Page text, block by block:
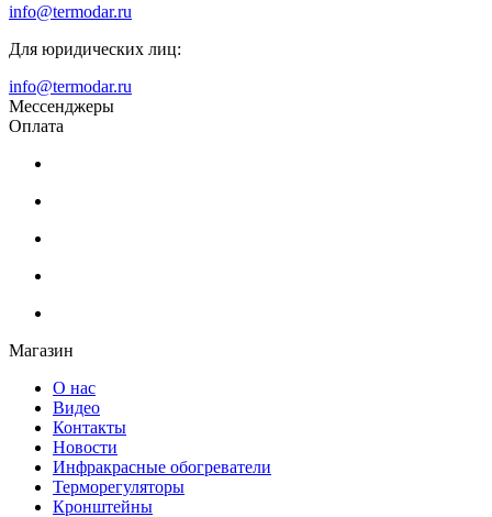
info@termodar.ru
Для юридических лиц:
info@termodar.ru
Мессенджеры
Оплата
Магазин
О нас
Видео
Контакты
Новости
Инфракрасные обогреватели
Терморегуляторы
Кронштейны